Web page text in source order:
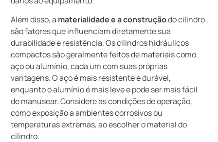
Além disso, a materialidade e a construçãodo cilindro
são fatores que influenciam diretamente sua
durabilidade e resistência. Os cilindros hidráulicos
compactos são geralmente feitos de materiais como
aço ou alumínio, cada um com suas próprias
vantagens. O aço é mais resistente e durável,
enquanto o alumínio é mais leve e pode ser mais fácil
de manusear. Considere as condições de operação,
como exposição a ambientes corrosivos ou
temperaturas extremas, ao escolher o material do
cilindro.